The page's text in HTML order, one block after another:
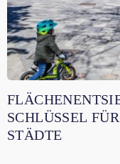
SCHLÜSSEL
STÄDTE